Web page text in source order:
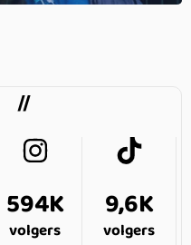
594K
volgers
9,6K
volgers